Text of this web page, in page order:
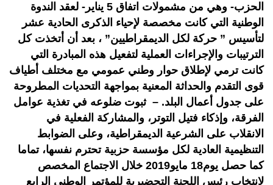
الحزب- وهي من مشمولات اتفاق 5 يناير- لعقد الندوة
الوطنية التي كانت مخصصة لإحياء الذكرى الحادية عشر
لتأسيس ” حركة لكل الديمقراطيين” ، بعد أن أتخذت كل
الترتيبات والإجراءات العملية لتفعيل هذه المبادرة التي
كانت ترمي لإطلاق حوار وطني عمومي مع مختلف أطياف
قوى التقدم والحداثة المعنية بمواجهة التحديات المطروحة
على جدول أعمال البلد. – ثبوت ضلوعه في تغذية عوامل
الفرقة، وإذكاء فتيل التوتر، والمشاركة الفعلية في
الانقلاب على الشرعية الديمقراطية، وعلى الضوابط
التنظيمية العادية لكل مؤسسة حزبية تحترم نفسها، تماما
كما حصل يوم18 مايو2019 خلال الاجتماع المخصص
لانتخاب رئيس اللجنة التحضيرية للمؤتمر الوطني الرابع